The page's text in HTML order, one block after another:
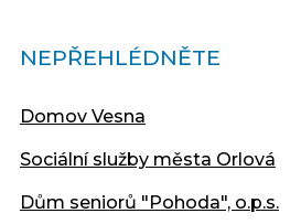
NEPŘEHLÉDNĚTE
Domov Vesna
Sociální služby města Orlová
Dům seniorů "Pohoda", o.p.s.